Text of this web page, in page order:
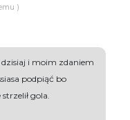
)
i moim zdaniem
podpiąć bo
gola.